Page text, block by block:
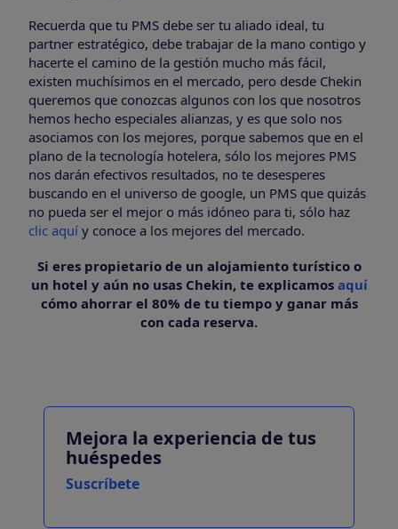
Recuerda que tu PMS debe ser tu aliado ideal, tu
partner estratégico, debe trabajar de la mano contigo y
hacerte el camino de la gestión mucho más fácil,
existen muchísimos en el mercado, pero desde Chekin
queremos que conozcas algunos con los que nosotros
hemos hecho especiales alianzas, y es que solo nos
asociamos con los mejores, porque sabemos que en el
plano de la tecnología hotelera, sólo los mejores PMS
nos darán efectivos resultados, no te desesperes
buscando en el universo de google, un PMS que quizás
no pueda ser el mejor o más idóneo para ti, sólo haz
clic aquí y conoce a los mejores del mercado.
Si eres propietario de un alojamiento turístico o
un hotel y aún no usas Chekin, te explicamos aquí
cómo ahorrar el 80% de tu tiempo y ganar más
con cada reserva.
Mejora la experiencia de tus
huéspedes
Suscríbete